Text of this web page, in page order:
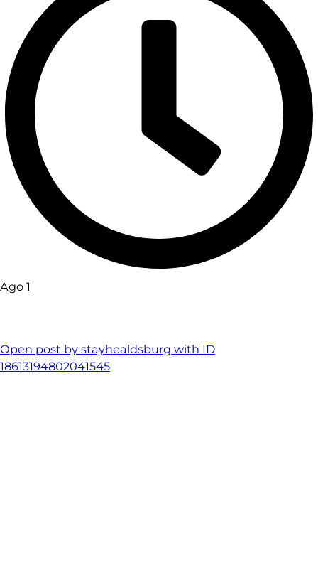
Ago 1
Open post by stayhealdsburg with ID
18613194802041545